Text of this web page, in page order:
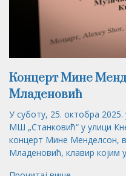
Концерт Мине
Младеновић
У суботу, 25. октобра 2025.
МШ „Станковић“ у улици
концерт Мине Менделсон,
Младеновић, клавир којим